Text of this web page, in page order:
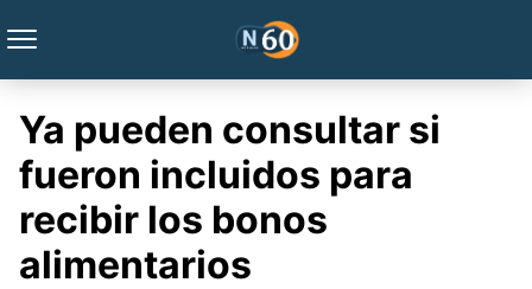
Ya pueden consultar si
fueron incluidos para
recibir los bonos
alimentarios